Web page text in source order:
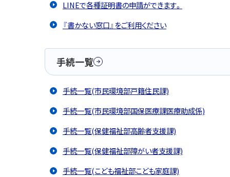
LINEで各種証明書の申請ができます。
『書かない窓口』をご利用ください
手続一覧
手続一覧(市民環境部戸籍住民課)
手続一覧(市民環境部国保医療課医療助成係)
手続一覧(保健福祉部高齢者支援課)
手続一覧(保健福祉部障がい者支援課)
手続一覧(こども福祉部こども家庭課)